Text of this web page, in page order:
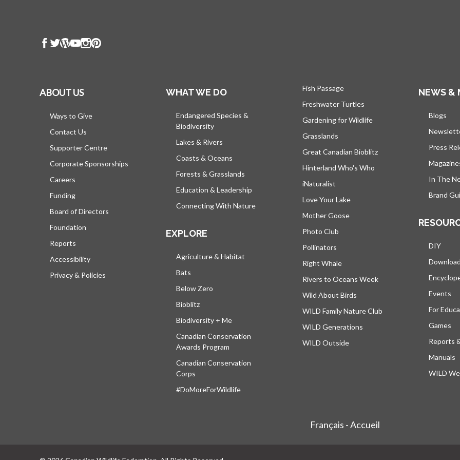
ABOUT US
Ways to Give
Contact Us
Supporter Centre
Corporate Sponsorships
Careers
Funding
Board of Directors
Foundation
Reports
Accessibility
Privacy & Policies
WHAT WE DO
Endangered Species &
Biodiversity
Lakes & Rivers
Coasts & Oceans
Forests & Grasslands
Education & Leadership
Connecting With Nature
EXPLORE
Agriculture & Habitat
Bats
Below Zero
Bioblitz
Biodiversity + Me
Canadian Conservation
Awards Program
Canadian Conservation
Corps
#DoMoreForWildlife
Fish Passage
Freshwater Turtles
Gardening for Wildlife
Grasslands
Great Canadian Bioblitz
Hinterland Who's Who
iNaturalist
Love Your Lake
Mother Goose
Photo Club
Pollinators
Right Whale
Rivers to Oceans Week
Wild About Birds
WILD Family Nature Club
WILD Generations
WILD Outside
NEWS &
Blogs
Press
In The
Brand
DIY
Events
For
Games
Reports
Manuals
WILD
Français - Accueil